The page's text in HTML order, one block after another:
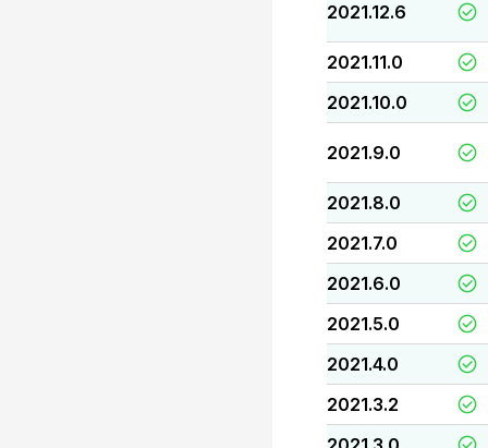
2021.12.6
2021.11.0
2021.10.0
2021.9.0
2021.8.0
2021.7.0
2021.6.0
2021.5.0
2021.4.0
2021.3.2